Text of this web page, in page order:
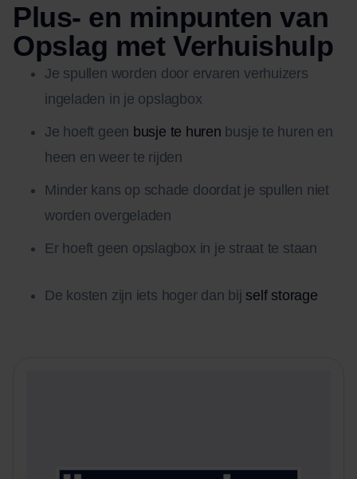
Plus- en minpunten van
Opslag met Verhuishulp
Je spullen worden door ervaren verhuizers
ingeladen in je opslagbox
Je hoeft geen busje te huren busje te huren en
heen en weer te rijden
Minder kans op schade doordat je spullen niet
worden overgeladen
Er hoeft geen opslagbox in je straat te staan
De kosten zijn iets hoger dan bij self storage